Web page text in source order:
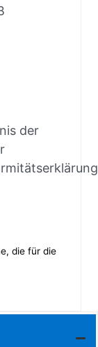
der
die für die